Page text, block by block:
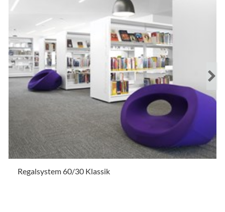
Regalsystem 60/30 Klassik